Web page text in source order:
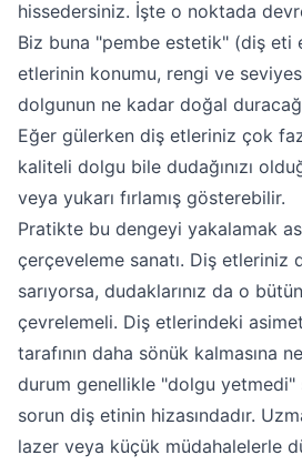
hissedersiniz. İşte o noktada
Biz buna "pembe estetik" (diş
etlerinin konumu, rengi ve
dolgunun ne kadar doğal
Eğer gülerken diş etleriniz çok
kaliteli dolgu bile dudağınızı
veya yukarı fırlamış gösterebilir.
Pratikte bu dengeyi yakalamak
çerçeveleme sanatı. Diş etleriniz
sarıyorsa, dudaklarınız da o
çevrelemeli. Diş etlerindeki
tarafının daha sönük kalmasına
durum genellikle "dolgu yetmedi"
sorun diş etinin hizasındadır.
lazer veya küçük müdahalelerle